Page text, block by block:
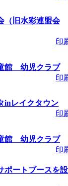
」 受
オ
～
車体
」
塾
～
（旧水彩連盟会
印
館 幼児クラブ
印
inレイクタウン
印
館 幼児クラブ
印
ポートブースを設